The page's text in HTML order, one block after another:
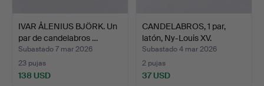
IVAR ÅLENIUS BJÖRK. Un
par de candelabros …
Subastado 7 mar 2026
23 pujas
138 USD
CANDELABROS, 1 par,
latón, Ny-Louis XV.
Subastado 4 mar 2026
2 pujas
37 USD